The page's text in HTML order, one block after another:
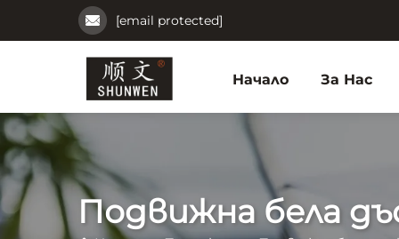
[email protected]
Начало За Нас
Подвижна бела